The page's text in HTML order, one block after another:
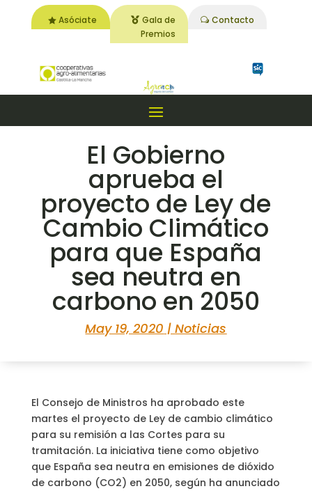
Asóciate
Gala de
Premios
Contacto
El Gobierno
aprueba el
proyecto de Ley de
Cambio Climático
para que España
sea neutra en
carbono en 2050
May 19, 2020 |Noticias
El Consejo de Ministros ha aprobado este
martes el proyecto de Ley de cambio climático
para su remisión a las Cortes para su
tramitación. La iniciativa tiene como objetivo
que España sea neutra en emisiones de dióxido
de carbono (CO2) en 2050, según ha anunciado